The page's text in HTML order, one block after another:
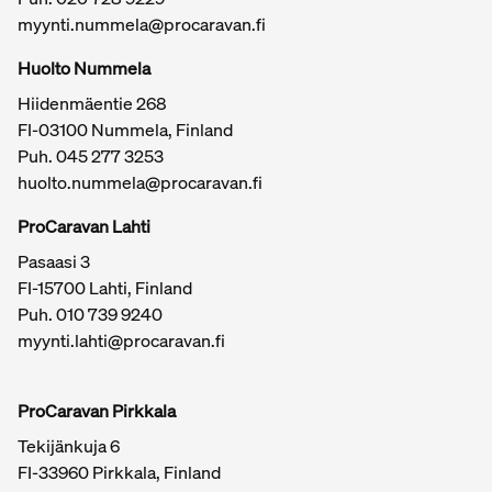
matkailuautokaupasta Akaassa helppoa, turvallista ja
reilua.
Tärkeitä linkkejä / sivukartta
myynti.nummela@procaravan.fi
Huolto Nummela
Hiidenmäentie 268
FI-03100 Nummela, Finland
Puh. 045 277 3253
huolto.nummela@procaravan.fi
ProCaravan Lahti
Pasaasi 3
FI-15700 Lahti, Finland
Puh.010 739 9240
myynti.lahti@procaravan.fi
ProCaravan Pirkkala
Tekijänkuja 6
FI-33960 Pirkkala, Finland